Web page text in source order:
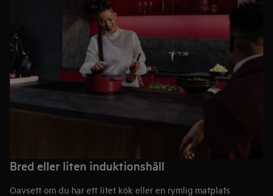
Bred eller liten induktionshäll
Oavsett om du har ett litet kök eller en rymlig matplats